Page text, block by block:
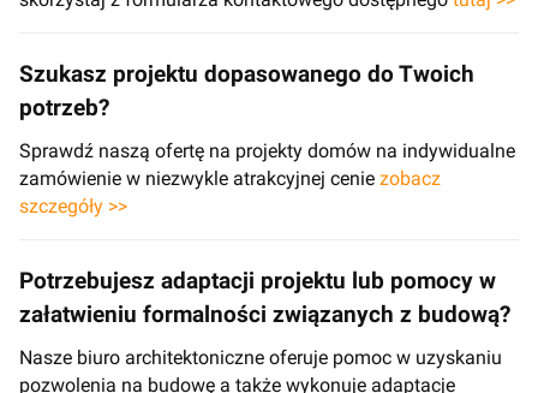
Szukasz projektu dopasowanego do Twoich
potrzeb?
Sprawdź naszą ofertę na projekty domów na indywidualne
zamówienie w niezwykle atrakcyjnej cenie zobacz
szczegóły >>
Potrzebujesz adaptacji projektu lub pomocy w
załatwieniu formalności związanych z budową?
Nasze biuro architektoniczne oferuje pomoc w uzyskaniu
pozwolenia na budowę a także wykonuje adaptacje